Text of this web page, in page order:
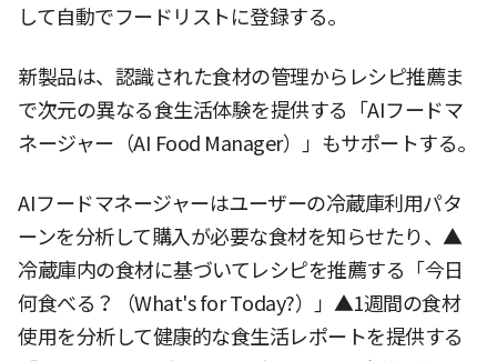
して自動でフードリストに登録する。
新製品は、認識された食材の管理からレシピ推薦ま
で次元の異なる食生活体験を提供する「AIフードマ
ネージャー（AI Food Manager）」もサポートする。
AIフードマネージャーはユーザーの冷蔵庫利用パタ
ーンを分析して購入が必要な食材を知らせたり、▲
冷蔵庫内の食材に基づいてレシピを推薦する「今日
何食べる？（What's for Today?）」▲1週間の食材
使用を分析して健康的な食生活レポートを提供する